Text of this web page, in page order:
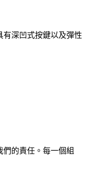
有深凹式按鍵以及彈性
的責任。每一個組